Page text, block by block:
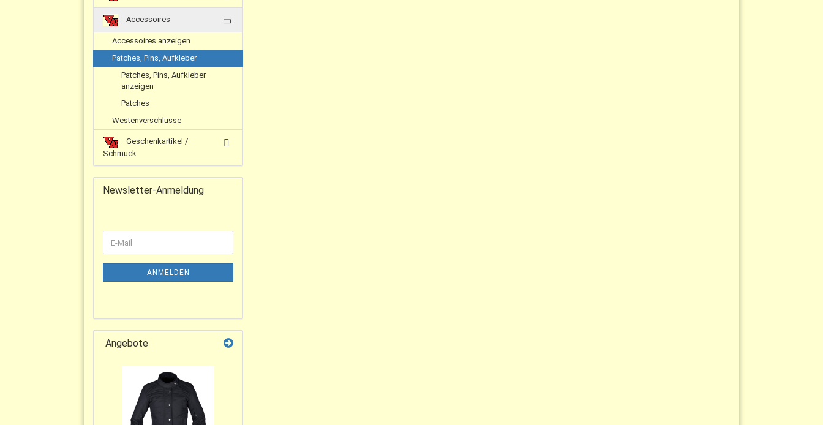
Accessoires
Accessoires anzeigen
Patches, Pins, Aufkleber
Patches, Pins, Aufkleber
anzeigen
Patches
Westenverschlüsse
Geschenkartikel /
Schmuck
Newsletter-Anmeldung
ANMELDEN
Angebote